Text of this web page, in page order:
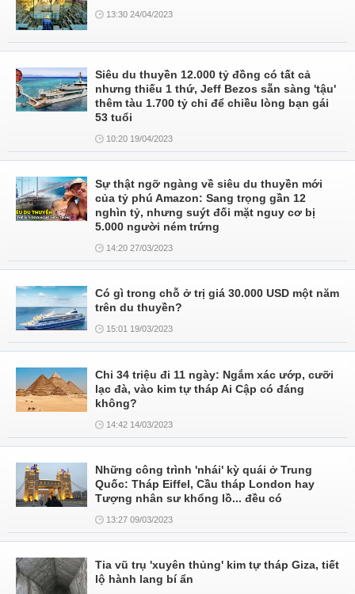
13:30 24/04/2023
Siêu du thuyền 12.000 tỷ đồng có tất cả
nhưng thiếu 1 thứ, Jeff Bezos sẵn sàng 'tậu'
thêm tàu 1.700 tỷ chỉ để chiều lòng bạn gái
53 tuổi
10:20 19/04/2023
Sự thật ngỡ ngàng về siêu du thuyền mới
của tỷ phú Amazon: Sang trọng gần 12
nghìn tỷ, nhưng suýt đối mặt nguy cơ bị
5.000 người ném trứng
14:20 27/03/2023
Có gì trong chỗ ở trị giá 30.000 USD một năm
trên du thuyền?
15:01 19/03/2023
Chi 34 triệu đi 11 ngày: Ngắm xác ướp, cưỡi
lạc đà, vào kim tự tháp Ai Cập có đáng
không?
14:42 14/03/2023
Những công trình 'nhái' kỳ quái ở Trung
Quốc: Tháp Eiffel, Cầu tháp London hay
Tượng nhân sư khổng lồ... đều có
13:27 09/03/2023
Tia vũ trụ 'xuyên thủng' kim tự tháp Giza, tiết
lộ hành lang bí ẩn